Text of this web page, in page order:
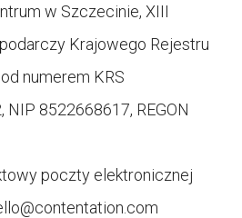
w Szczecinie, XIII
Krajowego Rejestru
numerem KRS
NIP 8522668617, REGON
poczty elektronicznej